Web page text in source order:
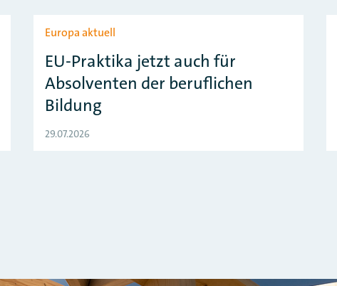
Europa aktuell
EU-Praktika jetzt auch für
Absolventen der beruflichen
Bildung
29.07.2026